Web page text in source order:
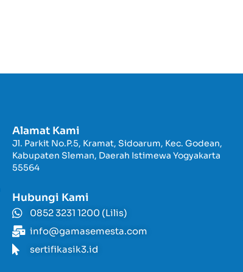
Alamat Kami
Jl. Parkit No.P.5, Kramat, Sidoarum, Kec. Godean,
Kabupaten Sleman, Daerah Istimewa Yogyakarta
55564
Hubungi Kami
0852 3231 1200 (Lilis)
info@gamasemesta.com
sertifikasik3.id